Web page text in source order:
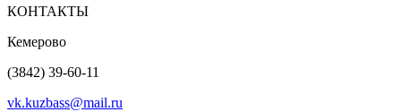
КОНТАКТЫ
Кемерово
(3842) 39-60-11
vk.kuzbass@mail.ru